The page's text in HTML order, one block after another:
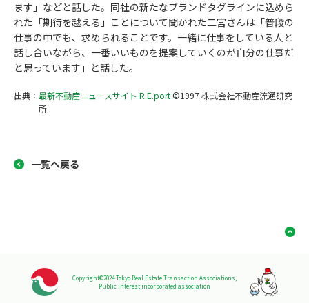
ます」などと話した。同社の新たなブランドタグラインに込めら
れた「期待を越える」ことについて聞かれた二宮さんは「普段の
仕事の中でも、求められることです。一緒に仕事をしている人と
話し合いながら、一番いいものを提案していくのが自分の仕事だ
と思っています」と話した。
出典： 最新不動産ニュースサイト R.E.port ©1997 株式会社不動産流通研究
所
一覧へ戻る
Copyright©2024 Tokyo Real Estate Transaction Associations,
Public interest incorporated association